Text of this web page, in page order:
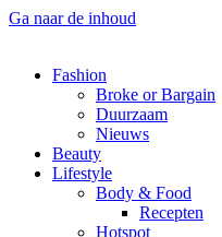
Ga naar de inhoud
Fashion
Broke or Bargain
Duurzaam
Nieuws
Beauty
Lifestyle
Body & Food
Recepten
Hotspot